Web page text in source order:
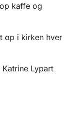
kaffe og
op i kirken hver
Lypart